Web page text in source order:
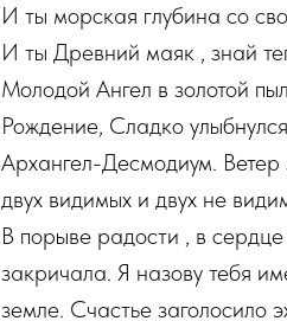
И ты морская глубина со
И ты Древний маяк , знай
Молодой Ангел в золотой
Рождение, Сладко
Архангел-Десмодиум. Ветер
двух видимых и двух не
В порыве радости , в
закричала. Я назову тебя
земле. Счастье заголосило